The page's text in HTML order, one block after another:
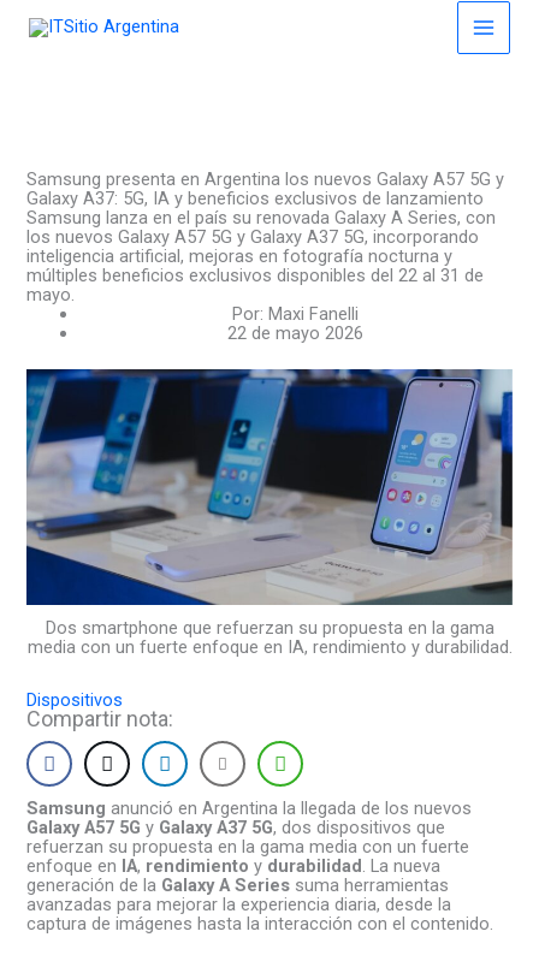
Samsung presenta en Argentina los nuevos Galaxy A57 5G y
Galaxy A37: 5G, IA y beneficios exclusivos de lanzamiento
Samsung lanza en el país su renovada Galaxy A Series, con
los nuevos Galaxy A57 5G y Galaxy A37 5G, incorporando
inteligencia artificial, mejoras en fotografía nocturna y
múltiples beneficios exclusivos disponibles del 22 al 31 de
mayo.
Por: Maxi Fanelli
22 de mayo 2026
Dos smartphone que refuerzan su propuesta en la gama
media con un fuerte enfoque en IA, rendimiento y durabilidad.
Dispositivos
Compartir nota:
Samsung anunció en Argentina la llegada de los nuevos
Galaxy A57 5G y Galaxy A37 5G, dos dispositivos que
refuerzan su propuesta en la gama media con un fuerte
enfoque en IA, rendimiento y durabilidad. La nueva
generación de la Galaxy A Series suma herramientas
avanzadas para mejorar la experiencia diaria, desde la
captura de imágenes hasta la interacción con el contenido.